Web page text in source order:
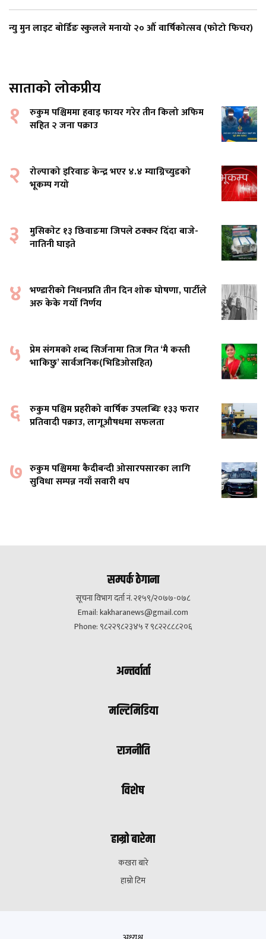
न्यु मुन लाइट बाेर्डिङ स्कुलले मनायो २० औँ वार्षिकोत्सव (फोटो फिचर)
साताको लोकप्रीय
१
रुकुम पश्चिममा हवाइ फायर गरेर तीन किलो अफिम
सहित २ जना पक्राउ
२
रोल्पाको इरिवाङ केन्द्र भएर ४.४ म्याग्निच्युडको
भूकम्प गयो
३
मुसिकाेट १३ छिवाङमा जिपले ठक्कर दिँदा बाजे-
नातिनी घाइते
४ भण्डारीको निधनप्रति तीन दिन शोक घोषणा, पार्टीले
अरु केके गर्यो निर्णय
५ प्रेम संगमको शब्द सिर्जनामा तिज गित ‘मै कस्ती
भाकिछु’ सार्वजनिक(भिडिओसहित)
६ रुकुम पश्चिम प्रहरीको वार्षिक उपलब्धिः १३३ फरार
प्रतिवादी पक्राउ, लागूऔषधमा सफलता
७ रुकुम पश्चिममा कैदीबन्दी ओसारपसारका लागि
सुविधा सम्पन्न नयाँ सवारी थप
सम्पर्क ठेगाना
सूचना विभाग दर्ता नं. २१५९/२०७७-०७८
Email:kakharanews@gmail.com
Phone: ९८२२९८२३४५ र ९८२२८८८२०६
अन्तर्वार्ता
मल्टिमिडिया
राजनीति
विशेष
हाम्रो बारेमा
कखरा बारे
हाम्रो टिम